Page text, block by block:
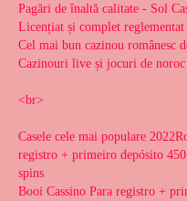
Pagări de înaltă calitate - Sol
Licențiat și complet
Cel mai bun cazinou românesc
Cazinouri live și jocuri de noroc
<br>
Casele cele mai populare
registro + primeiro depósito
spins
Booi Cassino Para registro +